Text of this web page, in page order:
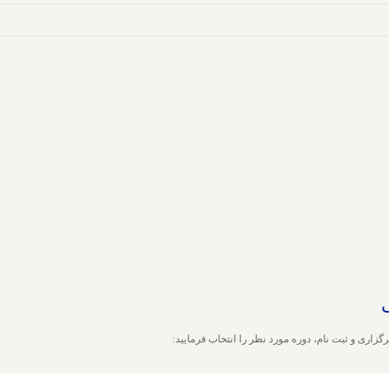
و ثبت نام، دوره مورد نظر را انتخاب فرمایید: